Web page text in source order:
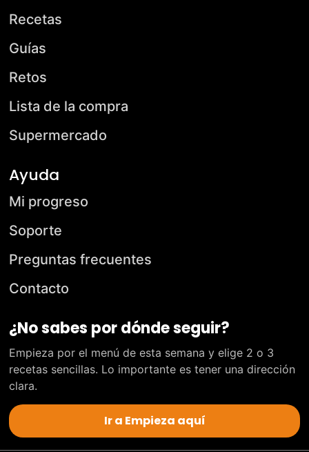
Recetas
Guías
Retos
Lista de la compra
Supermercado
Ayuda
Mi progreso
Soporte
Preguntas frecuentes
Contacto
¿No sabes por dónde seguir?
Empieza por el menú de esta semana y elige 2 o 3
recetas sencillas. Lo importante es tener una dirección
clara.
Ir a Empieza aquí